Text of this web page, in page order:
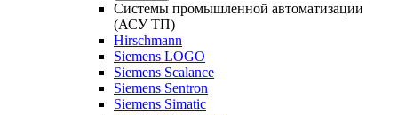
Системы промышленной автоматизации
(АСУ ТП)
Hirschmann
Siemens LOGO
Siemens Scalance
Siemens Sentron
Siemens Simatic